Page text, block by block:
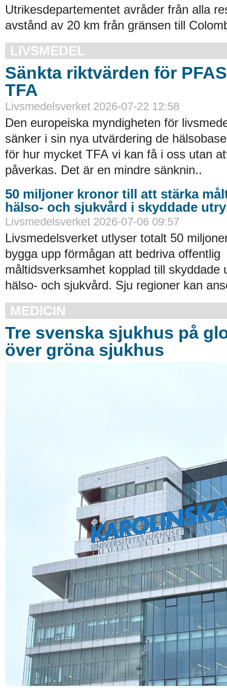
Utrikesdepartementet avråder från alla
avstånd av 20 km från gränsen till
LIVSMEDEL
Sänkta riktvärden för
TFA
Livsmedelsverket 2026-07-22 12:58
Den europeiska myndigheten för
sänker i sin nya utvärdering de
för hur mycket TFA vi kan få i oss utan
påverkas. Det är en mindre sänknin..
50 miljoner kronor till att stärka
hälso- och sjukvård i skyddade
Livsmedelsverket 2026-07-06 09:57
Livsmedelsverket utlyser totalt 50
bygga upp förmågan att bedriva offentlig
måltidsverksamhet kopplad till skyddade
hälso- och sjukvård. Sju regioner kan
MEDICIN
Tre svenska sjukhus på
över gröna sjukhus